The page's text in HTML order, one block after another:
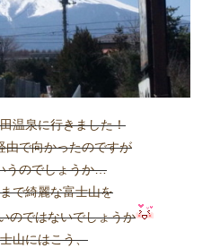
温泉に行きました！
由で向かったのですが
うのでしょうか…
で綺麗な富士山を
のではないでしょうか
山にはこう、